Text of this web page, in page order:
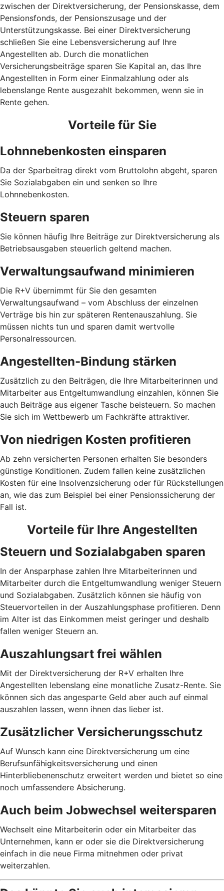
zwischen der Direktversicherung, der Pensionskasse, dem
Pensionsfonds, der Pensionszusage und der
Unterstützungskasse. Bei einer Direktversicherung
schließen Sie eine Lebensversicherung auf Ihre
Angestellten ab. Durch die monatlichen
Versicherungsbeiträge sparen Sie Kapital an, das Ihre
Angestellten in Form einer Einmalzahlung oder als
lebenslange Rente ausgezahlt bekommen, wenn sie in
Rente gehen.
Vorteile für Sie
Lohnnebenkosten einsparen
Da der Sparbeitrag direkt vom Bruttolohn abgeht, sparen
Sie Sozialabgaben ein und senken so Ihre
Lohnnebenkosten.
Steuern sparen
Sie können häufig Ihre Beiträge zur Direktversicherung als
Betriebsausgaben steuerlich geltend machen.
Verwaltungsaufwand minimieren
Die R+V übernimmt für Sie den gesamten
Verwaltungsaufwand – vom Abschluss der einzelnen
Verträge bis hin zur späteren Rentenauszahlung. Sie
müssen nichts tun und sparen damit wertvolle
Personalressourcen.
Angestellten-Bindung stärken
Zusätzlich zu den Beiträgen, die Ihre Mitarbeiterinnen und
Mitarbeiter aus Entgeltumwandlung einzahlen, können Sie
auch Beiträge aus eigener Tasche beisteuern. So machen
Sie sich im Wettbewerb um Fachkräfte attraktiver.
Von niedrigen Kosten profitieren
Ab zehn versicherten Personen erhalten Sie besonders
günstige Konditionen. Zudem fallen keine zusätzlichen
Kosten für eine Insolvenzsicherung oder für Rückstellungen
an, wie das zum Beispiel bei einer Pensionssicherung der
Fall ist.
Vorteile für Ihre Angestellten
Steuern und Sozialabgaben sparen
In der Ansparphase zahlen Ihre Mitarbeiterinnen und
Mitarbeiter durch die Entgeltumwandlung weniger Steuern
und Sozialabgaben. Zusätzlich können sie häufig von
Steuervorteilen in der Auszahlungsphase profitieren. Denn
im Alter ist das Einkommen meist geringer und deshalb
fallen weniger Steuern an.
Auszahlungsart frei wählen
Mit der Direktversicherung der R+V erhalten Ihre
Angestellten lebenslang eine monatliche Zusatz-Rente. Sie
können sich das angesparte Geld aber auch auf einmal
auszahlen lassen, wenn ihnen das lieber ist.
Zusätzlicher Versicherungsschutz
Auf Wunsch kann eine Direktversicherung um eine
Berufsunfähigkeitsversicherung und einen
Hinterbliebenenschutz erweitert werden und bietet so eine
noch umfassendere Absicherung.
Auch beim Jobwechsel weitersparen
Wechselt eine Mitarbeiterin oder ein Mitarbeiter das
Unternehmen, kann er oder sie die Direktversicherung
einfach in die neue Firma mitnehmen oder privat
weiterzahlen.